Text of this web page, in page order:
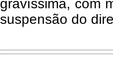
gravíssima, com
suspensão do